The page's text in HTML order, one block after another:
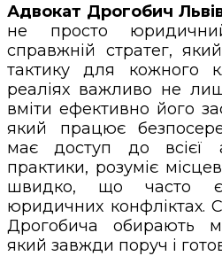
Адвокат Дрогобич
не просто
справжній стратег,
тактику для кожного
реаліях важливо не
вміти ефективно його
який працює
має доступ до всієї
практики, розуміє
швидко, що часто
юридичних конфліктах.
Дрогобича обирають
який завжди поруч і